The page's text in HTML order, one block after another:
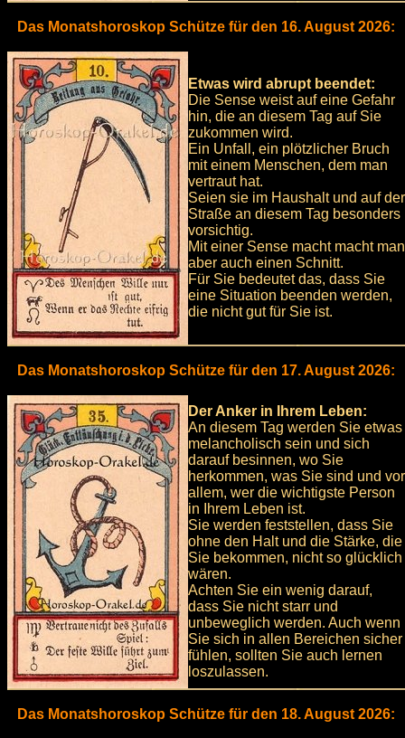
Das Monatshoroskop Schütze für den 16. August 2026:
Etwas wird abrupt beendet:
Die Sense weist auf eine Gefahr
hin, die an diesem Tag auf Sie
zukommen wird.
Ein Unfall, ein plötzlicher Bruch
mit einem Menschen, dem man
vertraut hat.
Seien sie im Haushalt und auf der
Straße an diesem Tag besonders
vorsichtig.
Mit einer Sense macht macht man
aber auch einen Schnitt.
Für Sie bedeutet das, dass Sie
eine Situation beenden werden,
die nicht gut für Sie ist.
Das Monatshoroskop Schütze für den 17. August 2026:
Der Anker in Ihrem Leben:
An diesem Tag werden Sie etwas
melancholisch sein und sich
darauf besinnen, wo Sie
herkommen, was Sie sind und vor
allem, wer die wichtigste Person
in Ihrem Leben ist.
Sie werden feststellen, dass Sie
ohne den Halt und die Stärke, die
Sie bekommen, nicht so glücklich
wären.
Achten Sie ein wenig darauf,
dass Sie nicht starr und
unbeweglich werden. Auch wenn
Sie sich in allen Bereichen sicher
fühlen, sollten Sie auch lernen
loszulassen.
Das Monatshoroskop Schütze für den 18. August 2026: